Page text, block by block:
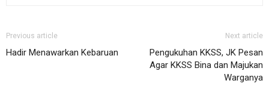
Previous article
Hadir Menawarkan Kebaruan
Next article
Pengukuhan KKSS, JK Pesan
Agar KKSS Bina dan Majukan
Warganya